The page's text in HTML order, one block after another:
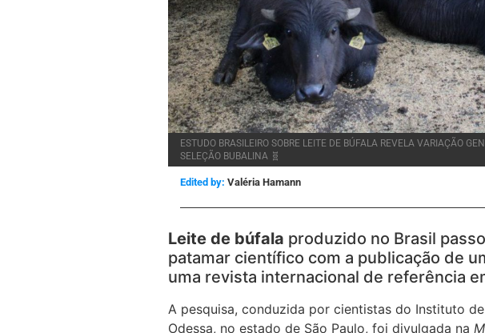
ESTUDO BRASILEIRO SOBRE LEITE DE BÚFALA REVELA VARIAÇÃO
SELEÇÃO BUBALINA 🧬
Edited by: Valéria Hamann
Leite de búfala produzido no Brasil
patamar científico com a publicação de
uma revista internacional de referência
A pesquisa, conduzida por cientistas do Instituto
Odessa, no estado de São Paulo, foi divulgada na